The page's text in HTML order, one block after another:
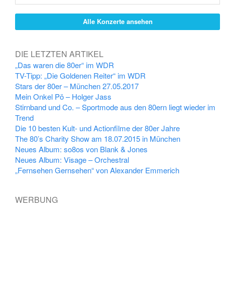
Alle Konzerte ansehen
DIE LETZTEN ARTIKEL
„Das waren die 80er“ im WDR
TV-Tipp: „Die Goldenen Reiter“ im WDR
Stars der 80er – München 27.05.2017
Mein Onkel Pö – Holger Jass
Stirnband und Co. – Sportmode aus den 80ern liegt wieder im
Trend
Die 10 besten Kult- und Actionfilme der 80er Jahre
The 80’s Charity Show am 18.07.2015 in München
Neues Album: so8os von Blank & Jones
Neues Album: Visage – Orchestral
„Fernsehen Gernsehen“ von Alexander Emmerich
WERBUNG